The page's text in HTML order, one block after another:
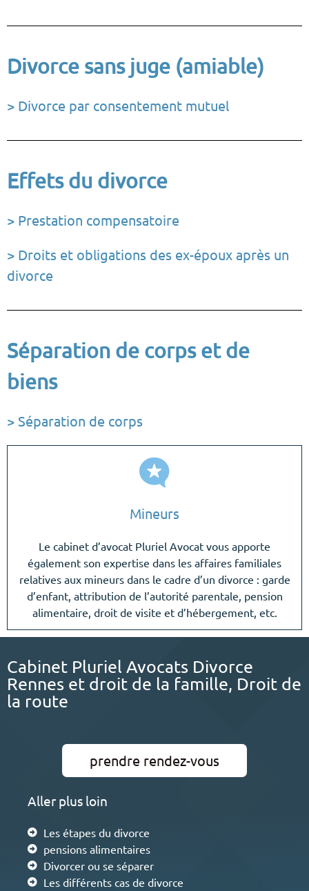
Divorce sans juge (amiable)
> Divorce par consentement mutuel
Effets du divorce
> Prestation compensatoire
> Droits et obligations des ex-époux après un
divorce
Séparation de corps et de
biens
> Séparation de corps
Mineurs
Le cabinet d’avocat Pluriel Avocat vous apporte
également son expertise dans les affaires familiales
relatives aux mineurs dans le cadre d’un divorce : garde
d’enfant, attribution de l’autorité parentale, pension
alimentaire, droit de visite et d’hébergement, etc.
Cabinet Pluriel Avocats Divorce
Rennes et droit de la famille, Droit de
la route
prendre rendez-vous
Aller plus loin
Les étapes du divorce
pensions alimentaires
Divorcer ou se séparer
Les différents cas de divorce